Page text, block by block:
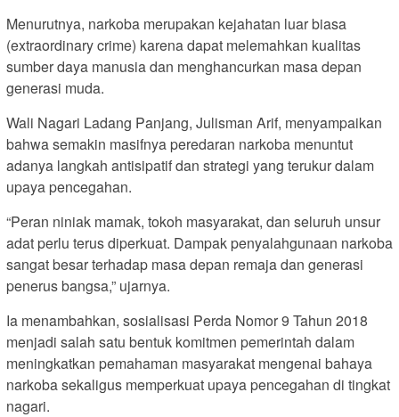
Menurutnya, narkoba merupakan kejahatan luar biasa
(extraordinary crime) karena dapat melemahkan kualitas
sumber daya manusia dan menghancurkan masa depan
generasi muda.
Wali Nagari Ladang Panjang, Julisman Arif, menyampaikan
bahwa semakin masifnya peredaran narkoba menuntut
adanya langkah antisipatif dan strategi yang terukur dalam
upaya pencegahan.
“Peran niniak mamak, tokoh masyarakat, dan seluruh unsur
adat perlu terus diperkuat. Dampak penyalahgunaan narkoba
sangat besar terhadap masa depan remaja dan generasi
penerus bangsa,” ujarnya.
Ia menambahkan, sosialisasi Perda Nomor 9 Tahun 2018
menjadi salah satu bentuk komitmen pemerintah dalam
meningkatkan pemahaman masyarakat mengenai bahaya
narkoba sekaligus memperkuat upaya pencegahan di tingkat
nagari.